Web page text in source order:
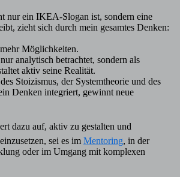
nur ein IKEA-Slogan ist, sondern eine
zieht sich durch mein gesamtes Denken:
Möglichkeiten.
analytisch betrachtet, sondern als
aktiv seine Realität.
Stoizismus, der Systemtheorie und des
Denken integriert, gewinnt neue
dazu auf, aktiv zu gestalten und
sei es im Mentoring, in der
oder im Umgang mit komplexen